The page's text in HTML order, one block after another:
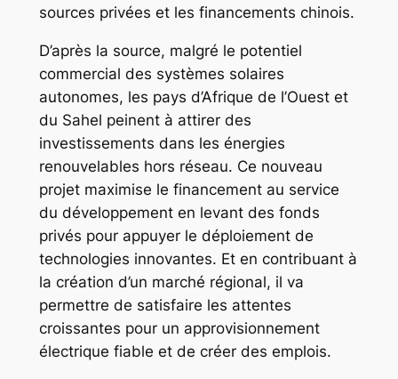
sources privées et les financements chinois.
D’après la source, malgré le potentiel
commercial des systèmes solaires
autonomes, les pays d’Afrique de l’Ouest et
du Sahel peinent à attirer des
investissements dans les énergies
renouvelables hors réseau. Ce nouveau
projet maximise le financement au service
du développement en levant des fonds
privés pour appuyer le déploiement de
technologies innovantes. Et en contribuant à
la création d’un marché régional, il va
permettre de satisfaire les attentes
croissantes pour un approvisionnement
électrique fiable et de créer des emplois.